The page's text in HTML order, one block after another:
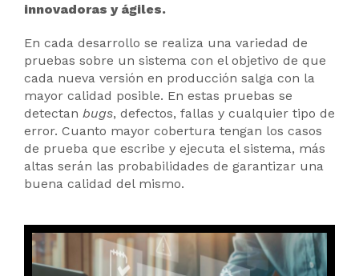
innovadoras y ágiles.
En cada desarrollo se realiza una variedad de
pruebas sobre un sistema con el objetivo de que
cada nueva versión en producción salga con la
mayor calidad posible. En estas pruebas se
detectan bugs, defectos, fallas y cualquier tipo de
error. Cuanto mayor cobertura tengan los casos
de prueba que escribe y ejecuta el sistema, más
altas serán las probabilidades de garantizar una
buena calidad del mismo.